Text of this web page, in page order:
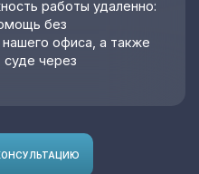
работы удаленно:
без
офиса, а также
через